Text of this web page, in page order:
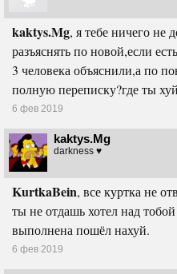
kaktys.Mg, я тебе ничего не
разъяснять по новой,если
3 человека объяснили,а по
полную переписку?где ты
6 фев 2019
kaktys.Mg
darkness ♥
KurtkaBein, все куртка не
ты не отдашь хотел над
выполнена пошёл нахуй.
6 фев 2019